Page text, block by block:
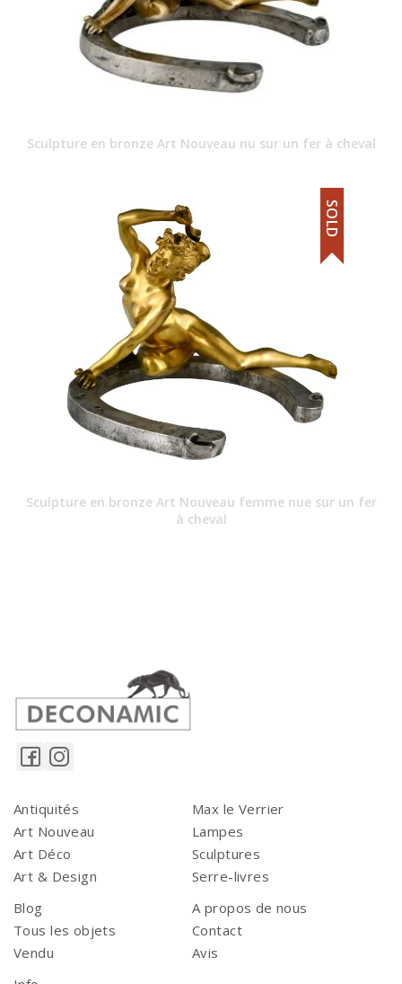
Sculpture en bronze Art Nouveau nu sur un fer à cheval
Sculpture en bronze Art Nouveau femme nue sur un fer
à cheval
SOLD
Antiquités
Art Nouveau
Art Déco
Art & Design
Max le Verrier
Lampes
Sculptures
Serre-livres
Blog
Tous les objets
Vendu
A propos de nous
Contact
Avis